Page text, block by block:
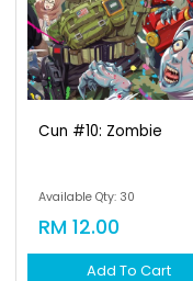
Add To Cart
Cun #10: Zombie
Available Qty: 30
RM 12.00
Add To Cart